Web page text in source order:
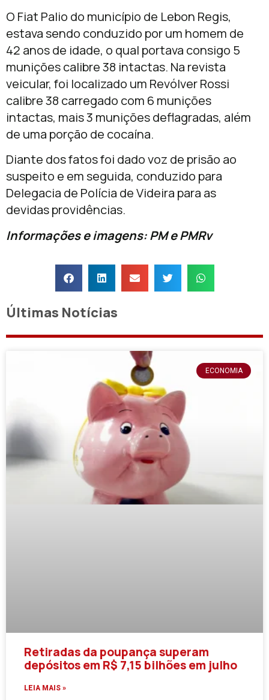
O Fiat Palio do município de Lebon Regis,
estava sendo conduzido por um homem de
42 anos de idade, o qual portava consigo 5
munições calibre 38 intactas. Na revista
veicular, foi localizado um Revólver Rossi
calibre 38 carregado com 6 munições
intactas, mais 3 munições deflagradas, além
de uma porção de cocaína.
Diante dos fatos foi dado voz de prisão ao
suspeito e em seguida, conduzido para
Delegacia de Polícia de Videira para as
devidas providências.
Informações e imagens: PM e PMRv
Últimas Notícias
ECONOMIA
Retiradas da poupança superam
depósitos em R$ 7,15 bilhões em julho
LEIA MAIS »